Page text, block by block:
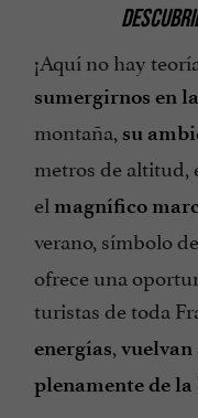
¡Aquí no hay
sumergirnos en
montaña, su
metros de altitud,
el magnífico
verano, símbolo de
ofrece una
turistas de toda
energías, vuelvan
plenamentede la